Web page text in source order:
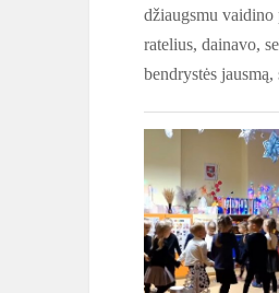
džiaugsmu vaidino
ratelius, dainavo,
bendrystės